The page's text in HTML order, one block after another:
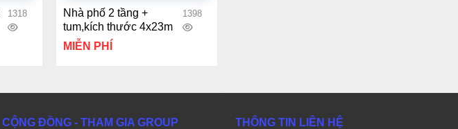
1318
Nhà phố 2 tầng +
tum,kích thước 4x23m
1398
MIỄN PHÍ
CỘNG ĐỒNG - THAM GIA GROUP THÔNG TIN LIÊN HỆ